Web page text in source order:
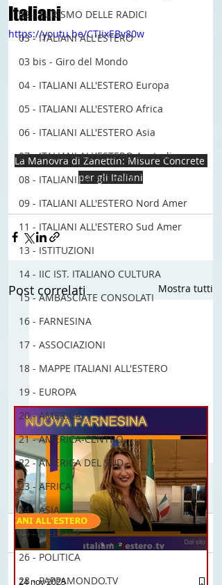
02 - TURISMO DELLE RADICI
03 - ITALIANI ALL'ESTERO
03 bis - Giro del Mondo
04 - ITALIANI ALL'ESTERO Europa
05 - ITALIANI ALL'ESTERO Africa
06 - ITALIANI ALL'ESTERO Asia
07 - ITALIANI ALL'ESTERO Australia
08 - ITALIANI IN OCEANIA
09 - ITALIANI ALL'ESTERO Nord Amer
11 - ITALIANI ALL'ESTERO Sud Amer
13 - ISTITUZIONI
14 - IIC IST. ITALIANO CULTURA
15 - AMBASCIATE CONSOLATI
16 - FARNESINA
17 - ASSOCIAZIONI
18 - MAPPE ITALIANI ALL'ESTERO
19 - EUROPA
20 - AMERICA
21 - AMERICA-CENTRO
22 - AMERICA DEL SUD
23 - AFRICA
24 - ASIA
25 - OCEANIA
26 - POLITICA
28 - PAPPAMONDO.TV
Italiani
https://youtu.be/CTIixEBv80w
La Manovra di Zanettin: Misure Concrete
per gli Italiani
Post correlati Mostra tutti
Guidi ancora con la
Commenti
24 nov 2025